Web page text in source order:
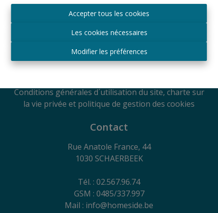
Accepter tous les cookies
Les cookies nécessaires
Modifier les préférences
Rue du Luxembourg 16B, 1000 Bruxelles, Belgique
du 29juin 2018
RC Professionnelle et Cautionnement via Axa
Conditions générales d´utilisation du site, charte sur
la vie privée et politique de gestion des cookies
Contact
Rue Anatole France, 44
1030 SCHAERBEEK
Tél. : 02.567.96.74
GSM : 0485/337.997
Mail : info@homeside.be